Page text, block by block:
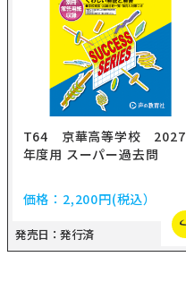
T64 京華高等学校 2027
年度用 スーパー過去問
価格： 2,200円(税込）
発売日：発行済